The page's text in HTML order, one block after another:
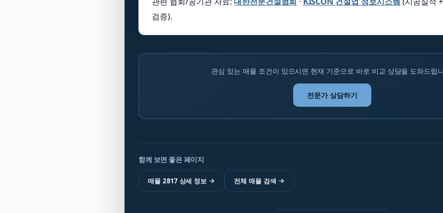
검증).
관심 있는 매물 조건이 있으시면 현재 기준으로 바로 비교 상담을 도와드립
전문가 상담하기
함께 보면 좋은 페이지
매물 2817 상세 정보 → 전체 매물 검색 →